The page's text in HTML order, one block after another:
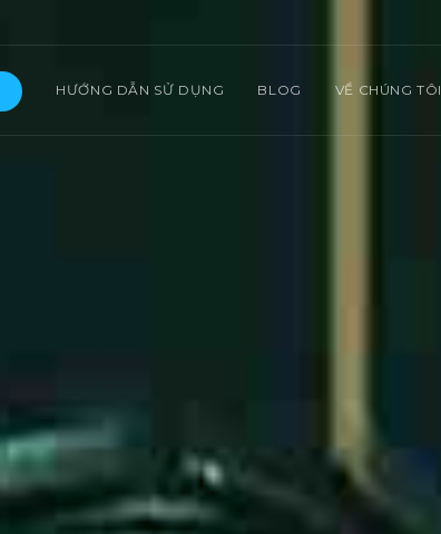
HƯỚNG DẪN SỬ DỤNG BLOG VỀ CHÚNG TÔI